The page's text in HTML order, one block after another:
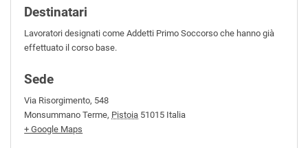
Destinatari
Lavoratori designati come Addetti Primo Soccorso che hanno già
effettuato il corso base.
Sede
Via Risorgimento, 548
Monsummano Terme, Pistoia 51015 Italia
+ Google Maps